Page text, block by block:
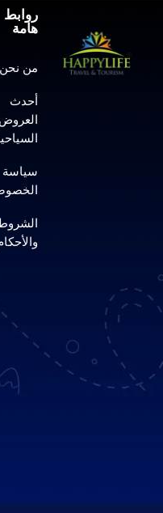
روابط
هامة
من نحن
أحدث
العروض
سياسة